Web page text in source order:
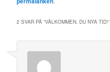
2 SVAR PÅ ”VÄLKOMMEN, DU NYA TID!”